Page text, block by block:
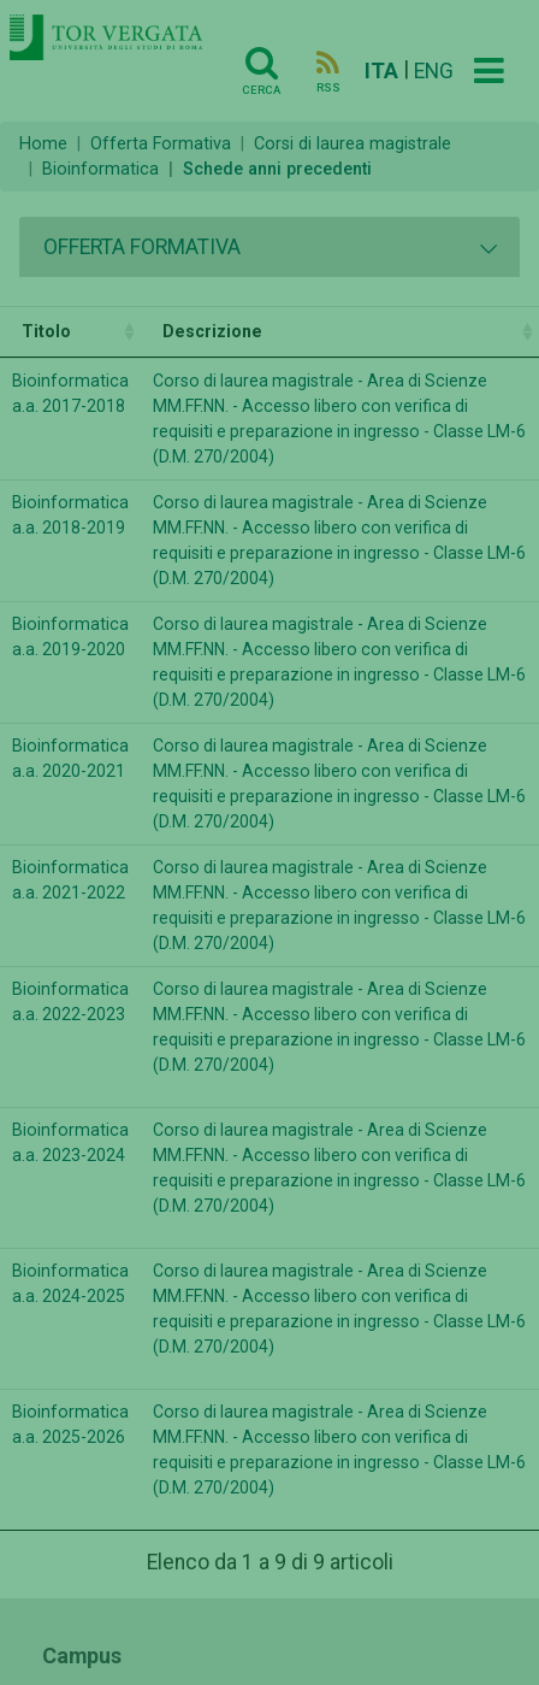
CERCA RSS
ITA ENG
Home Offerta Formativa
Corsi di laurea magistrale
Bioinformatica
Schede anni precedenti
OFFERTA FORMATIVA
Titolo Descrizione
Bioinformatica
a.a. 2017-2018
Corso di laurea magistrale - Area di Scienze
MM.FF.NN. - Accesso libero con verifica di
requisiti e preparazione in ingresso - Classe LM-6
(D.M. 270/2004)
Bioinformatica
a.a. 2018-2019
Corso di laurea magistrale - Area di Scienze
MM.FF.NN. - Accesso libero con verifica di
requisiti e preparazione in ingresso - Classe LM-6
(D.M. 270/2004)
Bioinformatica
a.a. 2019-2020
Corso di laurea magistrale - Area di Scienze
MM.FF.NN. - Accesso libero con verifica di
requisiti e preparazione in ingresso - Classe LM-6
(D.M. 270/2004)
Bioinformatica
a.a. 2020-2021
Corso di laurea magistrale - Area di Scienze
MM.FF.NN. - Accesso libero con verifica di
requisiti e preparazione in ingresso - Classe LM-6
(D.M. 270/2004)
Bioinformatica
a.a. 2021-2022
Corso di laurea magistrale - Area di Scienze
MM.FF.NN. - Accesso libero con verifica di
requisiti e preparazione in ingresso - Classe LM-6
(D.M. 270/2004)
Bioinformatica
a.a. 2022-2023
Corso di laurea magistrale - Area di Scienze
MM.FF.NN. - Accesso libero con verifica di
requisiti e preparazione in ingresso - Classe LM-6
(D.M. 270/2004)
Bioinformatica
a.a. 2023-2024
Corso di laurea magistrale - Area di Scienze
MM.FF.NN. - Accesso libero con verifica di
requisiti e preparazione in ingresso - Classe LM-6
(D.M. 270/2004)
Bioinformatica
a.a. 2024-2025
Corso di laurea magistrale - Area di Scienze
MM.FF.NN. - Accesso libero con verifica di
requisiti e preparazione in ingresso - Classe LM-6
(D.M. 270/2004)
Bioinformatica
a.a. 2025-2026
Corso di laurea magistrale - Area di Scienze
MM.FF.NN. - Accesso libero con verifica di
requisiti e preparazione in ingresso - Classe LM-6
(D.M. 270/2004)
Elenco da 1 a 9 di 9 articoli
Campus